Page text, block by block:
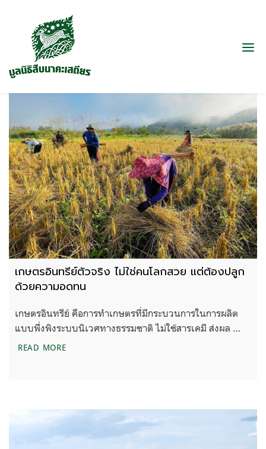
เกษตรอินทรีย์ตัวจริง ไม่ใช่คนโลกสวย แต่ต้องปลูก
ด้วยความอดทน
เกษตรอินทรีย์ คือการทำเกษตรที่มีกระบวนการในการผลิต
แบบพึ่งพิงระบบนิเวศทางธรรมชาติ ไม่ใช้สารเคมี ส่งผล …
READ MOREเกษตรอินทรีย์ตัวจริง ไม่ใช่คนโลกสวย แต่ต้องปลูกด้